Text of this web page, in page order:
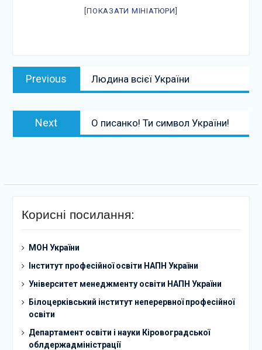
[ПОКАЗАТИ МІНІАТЮРИ]
Навігація
записів
Previous
Previous
post:
Людина всієї України
Next
Next
post:
О писанко! Ти символ України!
Корисні посилання:
МОН України
Інститут професійної освіти НАПН України
Університет менеджменту освіти НАПН України
Білоцерківський інститут неперервної професійної
освіти
Департамент освіти і науки Кіровоградської
облдержадміністрації